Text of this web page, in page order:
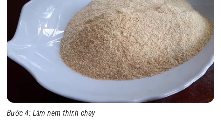
Bước 4: Làm nem thính chay